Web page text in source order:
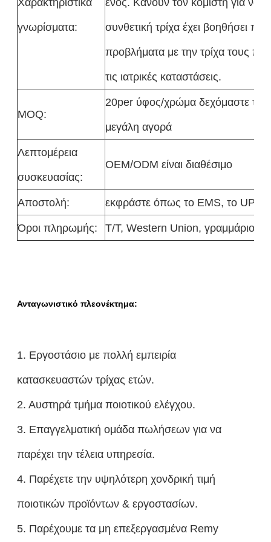
γνωρίσματα:
συνθετική τρίχα έχει βοηθήσει
προβλήματα με την τρίχα τους που
τις ιατρικές καταστάσεις.
MOQ:
20per ύφος/χρώμα δεχόμαστε τη
μεγάλη αγορά
Λεπτομέρεια
συσκευασίας:
OEM/ODM είναι διαθέσιμο
Αποστολή:
εκφράστε όπως το EMS, το UPS,
Όροι πληρωμής:
T/T, Western Union, γραμμάριο
Ανταγωνιστικό πλεονέκτημα:
1. Εργοστάσιο με πολλή εμπειρία
κατασκευαστών τρίχας ετών.
2. Αυστηρά τμήμα ποιοτικού ελέγχου.
3. Επαγγελματική ομάδα πωλήσεων για να
παρέχει την τέλεια υπηρεσία.
4. Παρέχετε την υψηλότερη χονδρική τιμή
ποιοτικών προϊόντων & εργοστασίων.
5. Παρέχουμε τα μη επεξεργασμένα Remy